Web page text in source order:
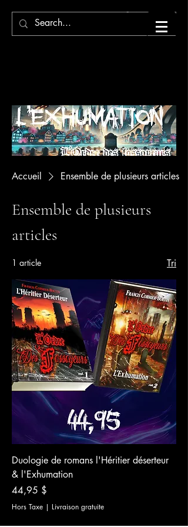
Francis Cormier-
Boutin, Auteur
Panier
Accueil Ensemble de plusieurs articles
Ensemble de plusieurs
articles
1 article Tri
Duologie de romans l'Héritier déserteur
& l'Exhumation
Prix
44,95 $
Hors Taxe | Livraison gratuite